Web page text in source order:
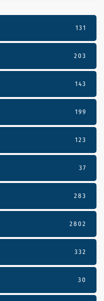
131
203
143
199
123
37
283
2802
332
30